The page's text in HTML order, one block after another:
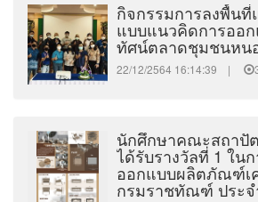
กิจกรรมการลงพื้นที่
แบบแนวคิดการออ
ทัศน์ตลาดชุมชนหน
22/12/2564 16:14:39 |
นักศึกษาคณะสถาปั
ได้รับรางวัลที่ 1 ใน
ออกแบบผลิตภัณฑ์เ
กรมราชทัณฑ์ ประจ